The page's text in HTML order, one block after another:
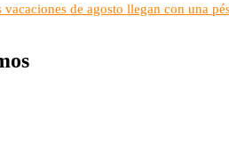
vacaciones de agosto llegan con una